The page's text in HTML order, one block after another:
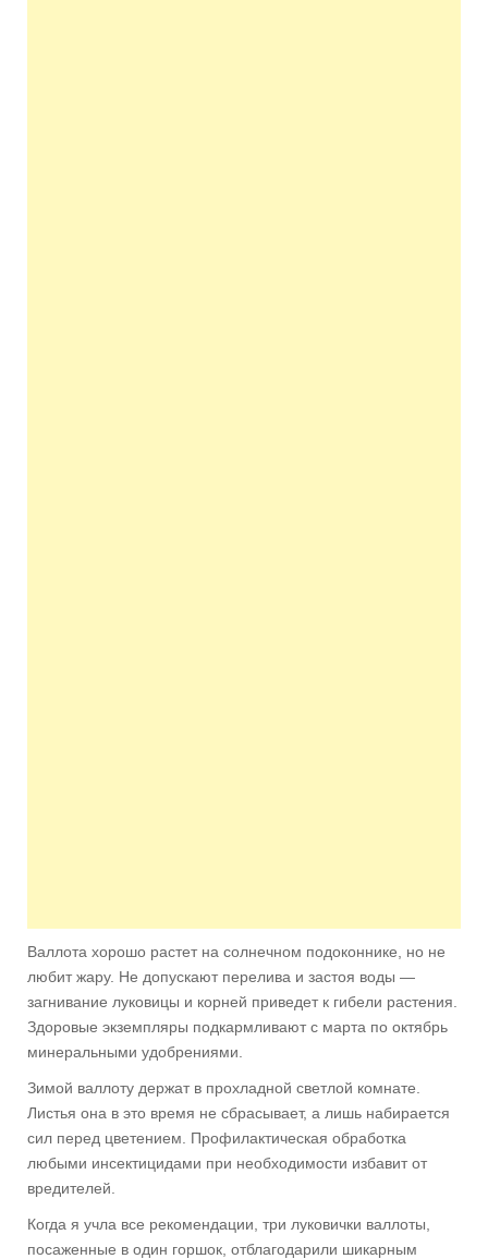
Валлота хорошо растет на сол­нечном подоконнике, но не
любит жару. Не допускают перелива и за­стоя воды —
загнивание луковицы и корней приведет к гибели растения.
Здоровые экземпляры подкармли­вают с марта по октябрь
минераль­ными удобрениями.
Зимой валлоту держат в прохлад­ной светлой комнате.
Листья она в это время не сбрасывает, а лишь на­бирается
сил перед цветением. Про­филактическая обработка
любыми инсектицидами при необходимости избавит от
вредителей.
Когда я учла все рекомендации, три луковички валлоты,
посажен­ные в один горшок, отблагодарили шикарным